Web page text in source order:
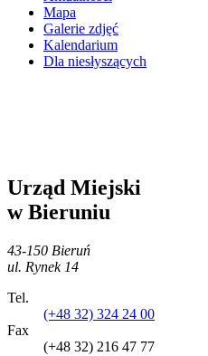
Mapa
Galerie zdjęć
Kalendarium
Dla niesłyszących
Urząd Miejski
w Bieruniu
43-150 Bieruń
ul. Rynek 14
Tel.
(+48 32) 324 24 00
Fax
(+48 32) 216 47 77